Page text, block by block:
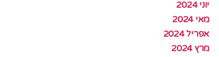
יוני 2024
מאי 2024
אפריל 2024
מרץ 2024